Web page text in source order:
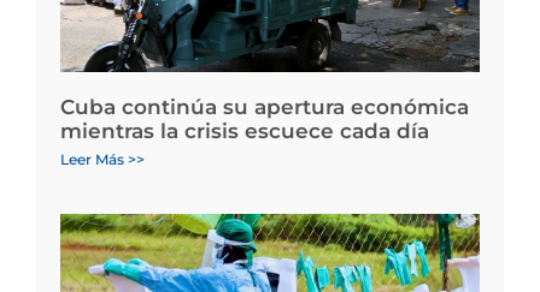
Cuba continúa su apertura económica
mientras la crisis escuece cada día
Leer Más >>